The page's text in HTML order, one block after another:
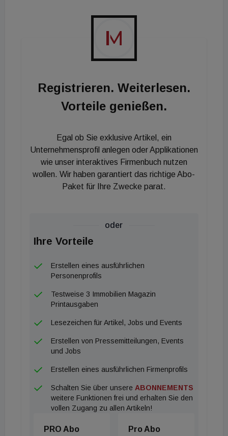
Registrieren. Weiterlesen.
Vorteile genießen.
Egal ob Sie exklusive Artikel, ein
Unternehmensprofil anlegen oder Applikationen
wie unser interaktives Firmenbuch nutzen
wollen. Wir haben garantiert das richtige Abo-
Paket für Ihre Zwecke parat.
oder
Ihre Vorteile
Erstellen eines ausführlichen
Personenprofils
Testweise 3 Immobilien Magazin
Printausgaben
Lesezeichen für Artikel, Jobs und Events
Erstellen von Pressemitteilungen, Events
und Jobs
Erstellen eines ausführlichen Firmenprofils
Schalten Sie über unsere ABONNEMENTS
weitere Funktionen frei und erhalten Sie den
vollen Zugang zu allen Artikeln!
PRO Abo
Pro Abo